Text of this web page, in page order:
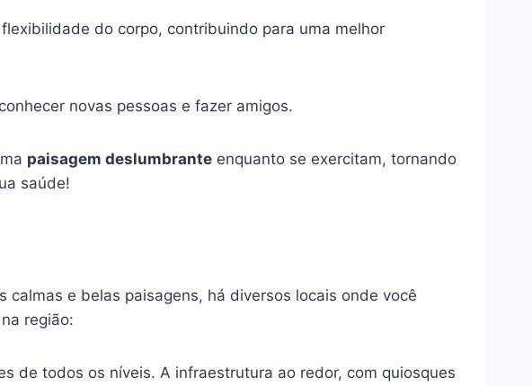
do corpo, contribuindo para uma melhor
novas pessoas e fazer amigos.
paisagem deslumbrante enquanto se exercitam, tornando
saúde!
e belas paisagens, há diversos locais onde você
região:
de todos os níveis. A infraestrutura ao redor, com quiosques